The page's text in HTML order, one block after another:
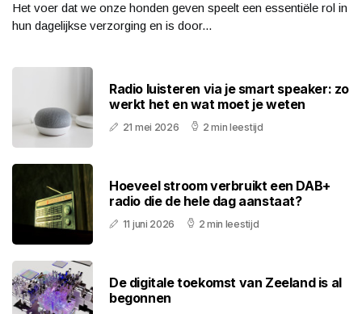
Het voer dat we onze honden geven speelt een essentiële rol in
hun dagelijkse verzorging en is door...
Radio luisteren via je smart speaker: zo
werkt het en wat moet je weten
21 mei 2026 2 min leestijd
Hoeveel stroom verbruikt een DAB+
radio die de hele dag aanstaat?
11 juni 2026 2 min leestijd
De digitale toekomst van Zeeland is al
begonnen